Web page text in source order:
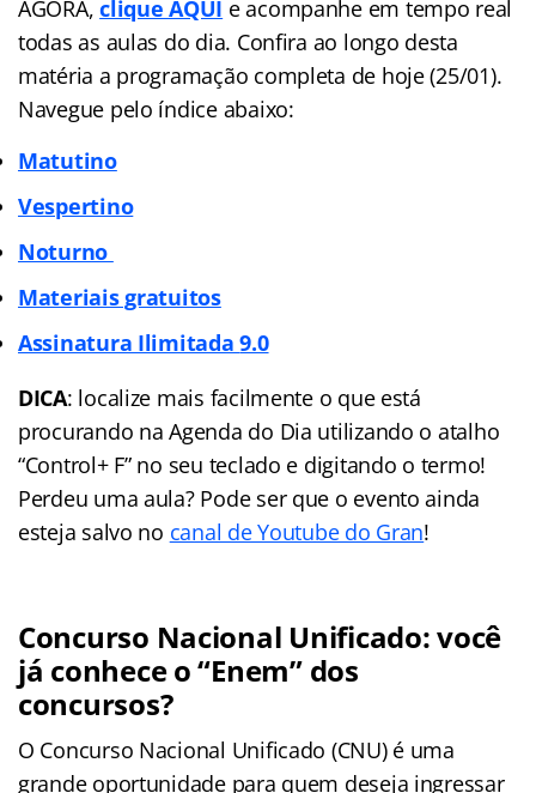
AGORA,clique AQUI e acompanhe em tempo real
todas as aulas do dia. Confira ao longo desta
matéria a programação completa de hoje (25/01).
Navegue pelo índice abaixo:
Matutino
Vespertino
Noturno
Materiais gratuitos
Assinatura Ilimitada9.0
DICA: localize mais facilmente o que está
procurando na Agenda do Dia utilizando o atalho
“Control+ F” no seu teclado e digitando o termo!
Perdeu uma aula? Pode ser que o evento ainda
esteja salvo no canal de Youtube do Gran!
Concurso Nacional Unificado: você
já conhece o “Enem” dos
concursos?
O Concurso Nacional Unificado (CNU) é uma
grande oportunidade para quem deseja ingressar